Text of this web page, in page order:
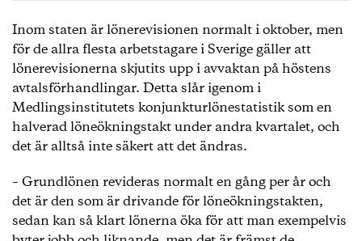
Inom staten är lönerevisionen normalt i oktober, men
för de allra flesta arbetstagare i Sverige gäller att
lönerevisionerna skjutits upp i avvaktan på höstens
avtalsförhandlingar. Detta slår igenom i
Medlingsinstitutets konjunkturlönestatistik som en
halverad löneökningstakt under andra kvartalet, och
det är alltså inte säkert att det ändras.
– Grundlönen revideras normalt en gång per år och
det är den som är drivande för löneökningstakten,
sedan kan så klart lönerna öka för att man exempelvis